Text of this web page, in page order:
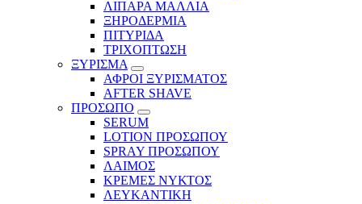
ΛΙΠΑΡΑ ΜΑΛΛΙΑ
ΞΗΡΟΔΕΡΜΙΑ
ΠΙΤΥΡΙΔΑ
ΤΡΙΧΟΠΤΩΣΗ
ΞΥΡΙΣΜΑ
ΑΦΡΟΙ ΞΥΡΙΣΜΑΤΟΣ
AFTER SHAVE
ΠΡΟΣΩΠΟ
SERUM
LOTION ΠΡΟΣΩΠΟΥ
SPRAY ΠΡΟΣΩΠΟΥ
ΛΑΙΜΟΣ
ΚΡΕΜΕΣ ΝΥΚΤΟΣ
ΛΕΥΚΑΝΤΙΚΗ